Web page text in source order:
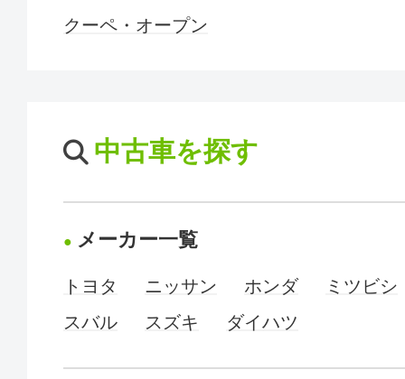
クーペ・オープン
中古車を探す
メーカー一覧
トヨタ ニッサン ホンダ
ミツビシ
スバル
スズキ ダイハツ